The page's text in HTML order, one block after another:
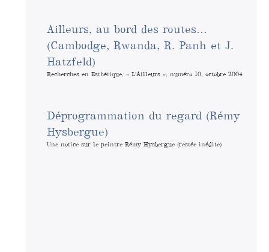
Ailleurs, au bord des routes…
(Cambodge, Rwanda, R. Panh et J.
Hatzfeld)
Recherches en Esthétique, « L’Ailleurs », numéro 10, octobre 2004
Déprogrammation du regard (Rémy
Hysbergue)
Une notice sur le peintre Rémy Hysbergue (restée inédite)